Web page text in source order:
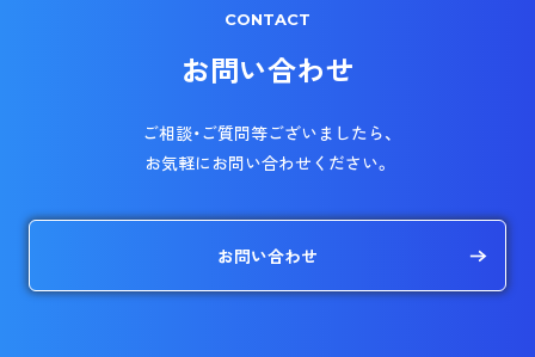
CONTACT
お問い合わせ
ご相談・ご質問等ございましたら、
お気軽にお問い合わせください。
お問い合わせ